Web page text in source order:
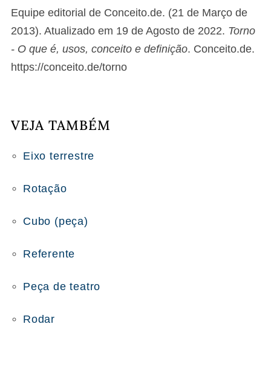
Equipe editorial de Conceito.de. (21 de Março de
2013). Atualizado em 19 de Agosto de 2022. Torno
- O que é, usos, conceito e definição. Conceito.de.
https://conceito.de/torno
VEJA TAMBÉM
Eixo terrestre
Rotação
Cubo (peça)
Referente
Peça de teatro
Rodar